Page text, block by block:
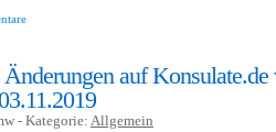
auf
- Kategorie: Allgemein